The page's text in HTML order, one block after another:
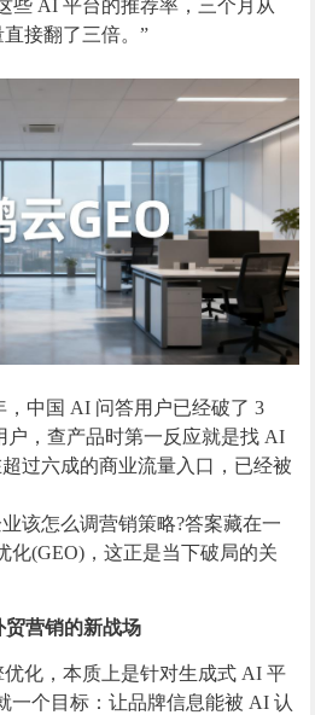
些 AI 平台的推荐率，三个月从
直接翻了三倍。”
，中国 AI 问答用户已经破了 3
户，查产品时第一反应就是找 AI
过六成的商业流量入口，已经被
该怎么调营销策略?答案藏在一
(GEO)，这正是当下破局的关
贸营销的新战场
化，本质上是针对生成式 AI 平
个目标：让品牌信息能被 AI 认